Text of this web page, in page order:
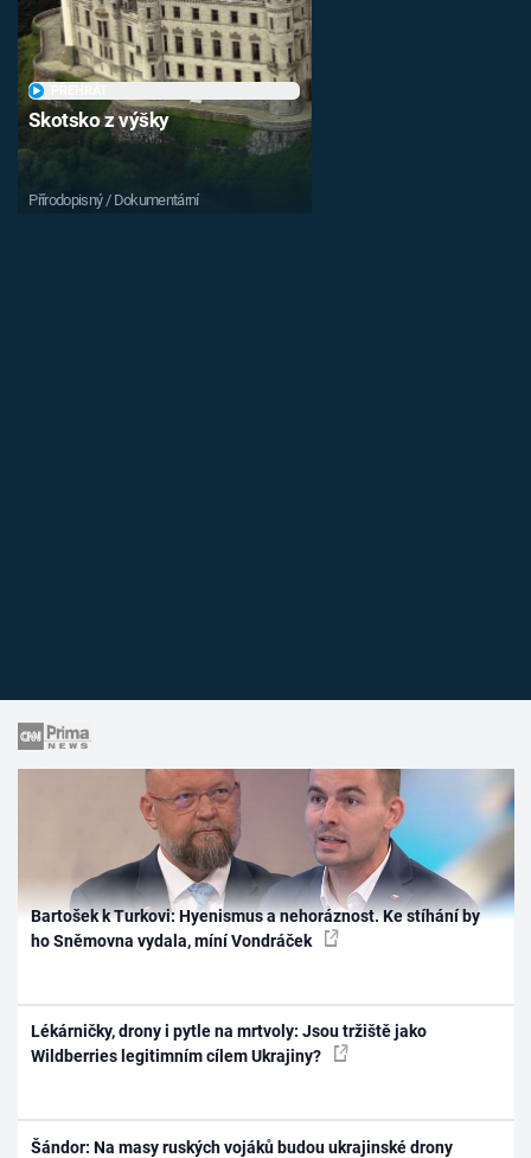
Skotsko z výšky
Přírodopisný / Dokumentární
Bartošek k Turkovi: Hyenismus a nehoráznost. Ke stíhání by
ho Sněmovna vydala, míní Vondráček
Lékárničky, drony i pytle na mrtvoly: Jsou tržiště jako
Wildberries legitimním cílem Ukrajiny?
Šándor: Na masy ruských vojáků budou ukrajinské drony